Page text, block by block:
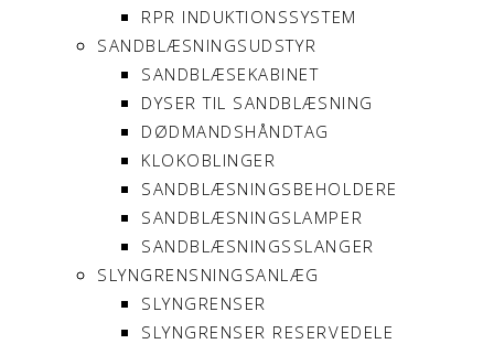
RPR INDUKTIONSSYSTEM
SANDBLÆSNINGSUDSTYR
SANDBLÆSEKABINET
DYSER TIL SANDBLÆSNING
DØDMANDSHÅNDTAG
KLOKOBLINGER
SANDBLÆSNINGSBEHOLDERE
SANDBLÆSNINGSLAMPER
SANDBLÆSNINGSSLANGER
SLYNGRENSNINGSANLÆG
SLYNGRENSER
SLYNGRENSER RESERVEDELE